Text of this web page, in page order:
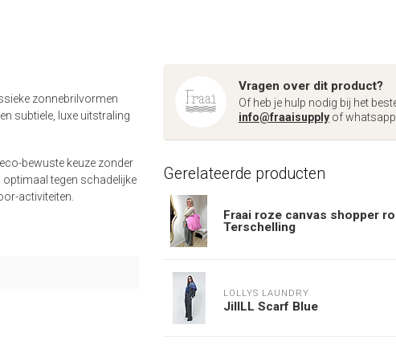
zonnebrilvormen
subtiele, luxe uitstraling
bewuste keuze zonder
tegen schadelijke
activiteiten.
Vragen over dit product?
Of heb je hulp nodig bij het
info@fraaisupply of whatsapp
Gerelateerde producten
Fraai roze canvas shopper
Terschelling
LOLLYS LAUNDRY
JillLL Scarf Blue